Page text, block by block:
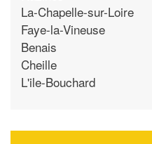
La-Chapelle-sur-Loire
Faye-la-Vineuse
Benais
Cheille
L'ile-Bouchard